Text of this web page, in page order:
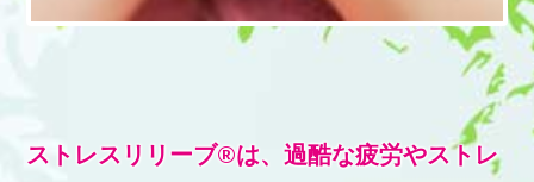
ストレスリリーブ®は、過酷な疲労やストレ